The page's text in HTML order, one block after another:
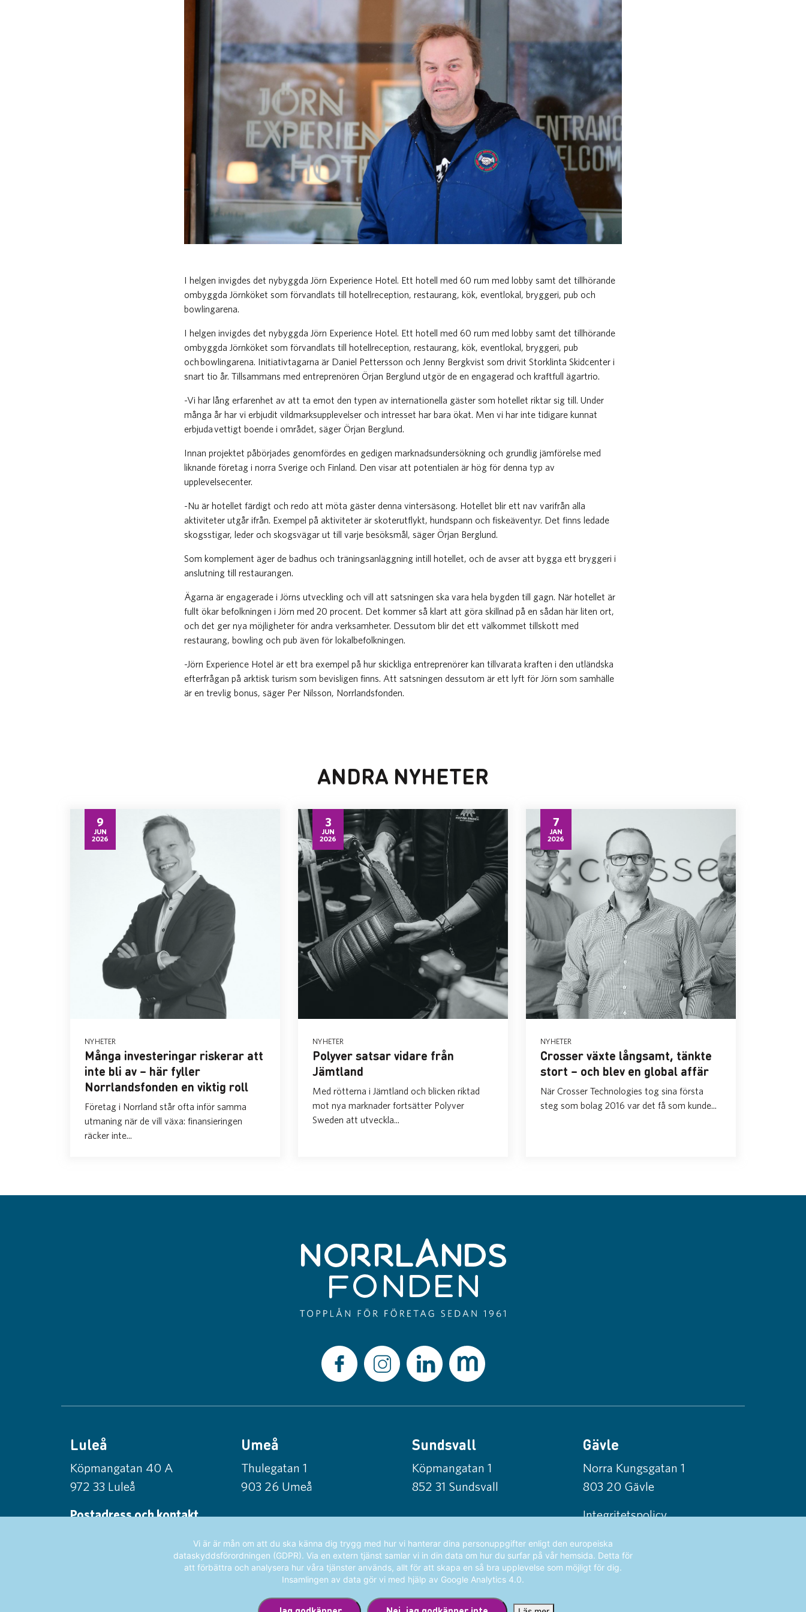
I helgen invigdes det nybyggda Jörn Experience Hotel. Ett hotell med 60 rum med lobby samt det tillhörande
ombyggda Jörnköket som förvandlats till hotellreception, restaurang, kök, eventlokal, bryggeri, pub och
bowlingarena.
I helgen invigdes det nybyggda Jörn Experience Hotel. Ett hotell med 60 rum med lobby samt det tillhörande
ombyggda Jörnköket som förvandlats till hotellreception, restaurang, kök, eventlokal, bryggeri, pub
och bowlingarena. Initiativtagarna är Daniel Pettersson och Jenny Bergkvist som drivit Storklinta Skidcenter i
snart tio år. Tillsammans med entreprenören Örjan Berglund utgör de en engagerad och kraftfull ägartrio.
-Vi har lång erfarenhet av att ta emot den typen av internationella gäster som hotellet riktar sig till. Under
många år har vi erbjudit vildmarksupplevelser och intresset har bara ökat. Men vi har inte tidigare kunnat
erbjuda vettigt boende i området, säger Örjan Berglund.
Innan projektet påbörjades genomfördes en gedigen marknadsundersökning och grundlig jämförelse med
liknande företag i norra Sverige och Finland. Den visar att potentialen är hög för denna typ av
upplevelsecenter.
-Nu är hotellet färdigt och redo att möta gäster denna vintersäsong. Hotellet blir ett nav varifrån alla
aktiviteter utgår ifrån. Exempel på aktiviteter är skoterutflykt, hundspann och fiskeäventyr. Det finns ledade
skogsstigar, leder och skogsvägar ut till varje besöksmål, säger Örjan Berglund.
Som komplement äger de badhus och träningsanläggning intill hotellet, och de avser att bygga ett bryggeri i
anslutning till restaurangen.
Ägarna är engagerade i Jörns utveckling och vill att satsningen ska vara hela bygden till gagn. När hotellet är
fullt ökar befolkningen i Jörn med 20 procent. Det kommer så klart att göra skillnad på en sådan här liten ort,
och det ger nya möjligheter för andra verksamheter. Dessutom blir det ett välkommet tillskott med
restaurang, bowling och pub även för lokalbefolkningen.
-Jörn Experience Hotel är ett bra exempel på hur skickliga entreprenörer kan tillvarata kraften i den utländska
efterfrågan på arktisk turism som bevisligen finns. Att satsningen dessutom är ett lyft för Jörn som samhälle
är en trevlig bonus, säger Per Nilsson, Norrlandsfonden.
ANDRA NYHETER
9
JUN
2026
NYHETER
Många investeringar riskerar att
inte bli av – här fyller
Norrlandsfonden en viktig roll
Företag i Norrland står ofta inför samma
utmaning när de vill växa: finansieringen
räcker inte...
3
JUN
2026
NYHETER
Polyver satsar vidare från
Jämtland
Med rötterna i Jämtland och blicken riktad
mot nya marknader fortsätter Polyver
Sweden att utveckla...
7
JAN
2026
NYHETER
Crosser växte långsamt, tänkte
stort – och blev en global affär
När Crosser Technologies tog sina första
steg som bolag 2016 var det få som kunde...
Luleå
Köpmangatan 40 A
972 33 Luleå
Postadress och kontakt
Box 56, 971 03 Luleå
info@norrlandsfonden.se
Umeå
Thulegatan 1
903 26 Umeå
Sundsvall
Köpmangatan 1
852 31 Sundsvall
Gävle
Norra Kungsgatan 1
803 20 Gävle
Integritetspolicy
Vi är är mån om att du ska känna dig trygg med hur vi hanterar dina personuppgifter enligt den europeiska
dataskyddsförordningen (GDPR). Via en extern tjänst samlar vi in din data om hur du surfar på vår hemsida. Detta för
att förbättra och analysera hur våra tjänster används, allt för att skapa en så bra upplevelse som möjligt för dig.
Insamlingen av data gör vi med hjälp av Google Analytics 4.0.